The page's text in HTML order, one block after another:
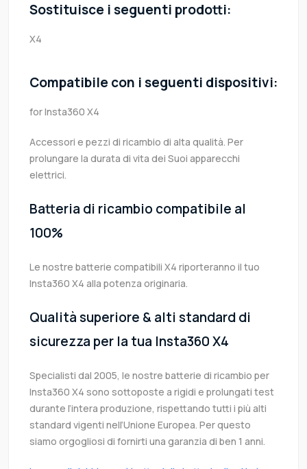
Sostituisce i seguenti prodotti:
X4
Compatibile con i seguenti dispositivi:
for Insta360 X4
Accessori e pezzi di ricambio di alta qualità. Per
prolungare la durata di vita dei Suoi apparecchi
elettrici.
Batteria di ricambio compatibile al
100%
Le nostre batterie compatibili X4 riporteranno il tuo
Insta360 X4 alla potenza originaria.
Qualità superiore & alti standard di
sicurezza per la tua Insta360 X4
Specialisti dal 2005, le nostre batterie di ricambio per
Insta360 X4 sono sottoposte a rigidi e prolungati test
durante l’intera produzione, rispettando tutti i più alti
standard vigenti nell’Unione Europea. Per questo
siamo orgogliosi di fornirti una garanzia di ben 1 anni.